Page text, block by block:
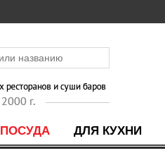
ПОСУДА ДЛЯ КУХНИ